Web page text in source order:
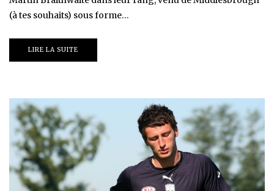
(à tes souhaits) sous forme…
LIRE LA SUITE